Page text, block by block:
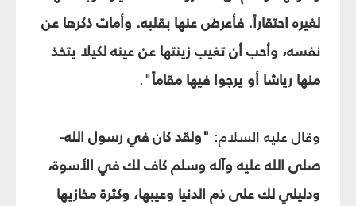
لغيره احتقاراً. فأعرض عنها بقلبه. وأمات ذكرها عن
نفسه، وأحب أن تغيب زينتها عن عينه لكيلا يتخذ
منها رياشا أو يرجوا فيها مقاماً".
وقال عليه السلام: "ولقد كان في رسول الله-
صلى الله عليه وآله وسلم كاف لك في الأسوة،
ودليلي لك على ذم الدنيا وعيبها، وكثرة مخازيها